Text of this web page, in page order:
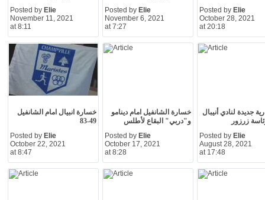
Posted by Elie
November 11, 2021
at 8:11
Posted by Elie
November 6, 2021
at 7:27
Posted by Elie
October 28, 2021
at 20:18
خسارة انبيال امام الشانفيل
49-83
Posted by Elie
October 22, 2021
at 8:47
خسارة الشانفيل امام دينامو
و"دربي" البقاع لأطلس
Posted by Elie
October 17, 2021
at 8:28
جديدة لنادي أنيبال
زرزور
Posted by Elie
August 28, 2021
at 17:48